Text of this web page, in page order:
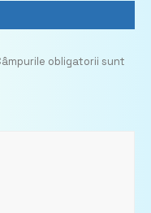
obligatorii sunt